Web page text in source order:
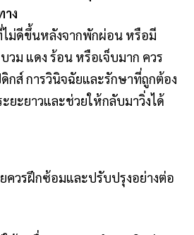
ง
ไม่ดีขึ้นหลังจากพักผ่อน หรือมี
วม แดง ร้อน หรือเจ็บมาก ควร
กส์ การวินิจฉัยและรักษาที่ถูกต้อง
ะยาวและช่วยให้กลับมาวิ่งได้